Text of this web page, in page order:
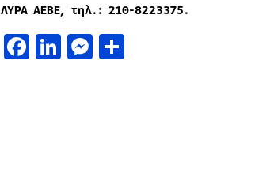
ΛΥΡΑ ΑΕΒΕ, τηλ.: 210-8223375.
Facebook
LinkedIn
Messenger